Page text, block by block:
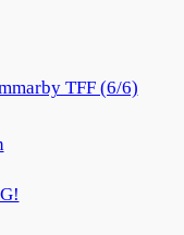
TFF (6/6)